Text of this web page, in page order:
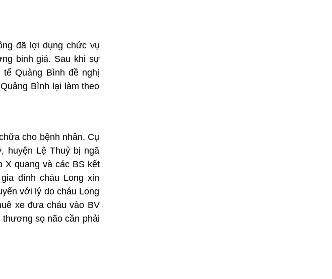
đã lợi dụng chức vụ
binh giả. Sau khi sự
Quảng Bình đề nghị
Bình lại làm theo
cho bệnh nhân. Cụ
huyện Lệ Thuỷ bị ngã
X quang và các BS kết
đình cháu Long xin
với lý do cháu Long
xe đưa cháu vào BV
thương sọ não cần phải